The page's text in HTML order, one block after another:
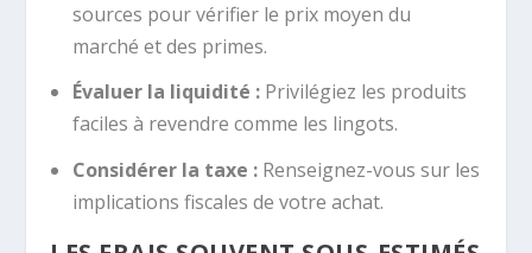
sources pour vérifier le prix moyen du
marché et des primes.
Évaluer la liquidité :Privilégiez les produits
faciles à revendre comme les lingots.
Considérer la taxe :Renseignez-vous sur les
implications fiscales de votre achat.